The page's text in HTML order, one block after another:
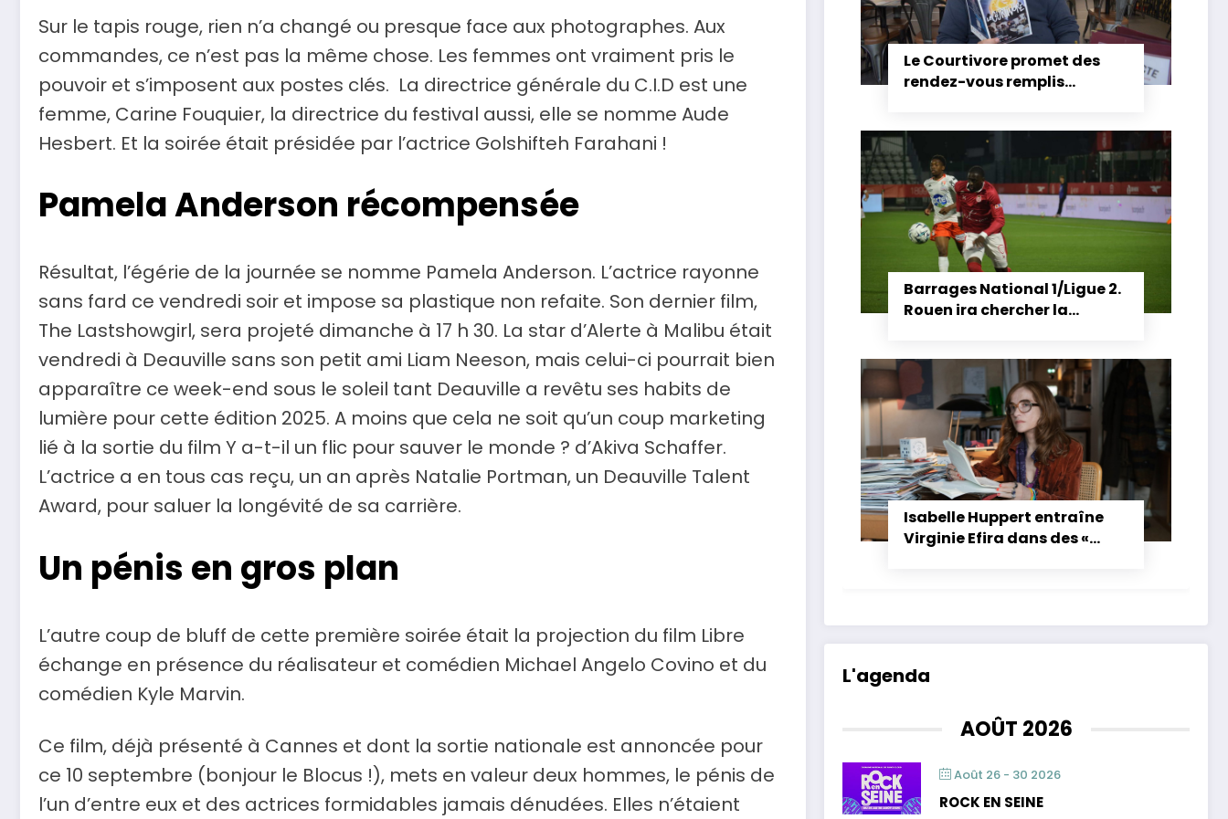
Sur le tapis rouge, rien n’a changé ou presque face aux photographes. Aux
commandes, ce n’est pas la même chose. Les femmes ont vraiment pris le
pouvoir et s’imposent aux postes clés. La directrice générale du C.I.D est une
femme, Carine Fouquier, la directrice du festival aussi, elle se nomme Aude
Hesbert. Et la soirée était présidée par l’actrice Golshifteh Farahani !
Pamela Anderson récompensée
Résultat, l’égérie de la journée se nomme Pamela Anderson. L’actrice rayonne
sans fard ce vendredi soir et impose sa plastique non refaite. Son dernier film,
The Lastshowgirl, sera projeté dimanche à 17 h 30. La star d’Alerte à Malibu était
vendredi à Deauville sans son petit ami Liam Neeson, mais celui-ci pourrait bien
apparaître ce week-end sous le soleil tant Deauville a revêtu ses habits de
lumière pour cette édition 2025. A moins que cela ne soit qu’un coup marketing
lié à la sortie du film Y a-t-il un flic pour sauver le monde ? d’Akiva Schaffer.
L’actrice a en tous cas reçu, un an après Natalie Portman, un Deauville Talent
Award, pour saluer la longévité de sa carrière.
Un pénis en gros plan
L’autre coup de bluff de cette première soirée était la projection du film Libre
échange en présence du réalisateur et comédien Michael Angelo Covino et du
comédien Kyle Marvin.
Ce film, déjà présenté à Cannes et dont la sortie nationale est annoncée pour
ce 10 septembre (bonjour le Blocus !), mets en valeur deux hommes, le pénis de
l’un d’entre eux et des actrices formidables jamais dénudées. Elles n’étaient
Le Courtivore promet des
rendez-vous remplis
Barrages National 1/Ligue 2.
Rouen ira chercher la
Isabelle Huppert entraîne
Virginie Efira dans des «
L'agenda
AOÛT 2026
Août 26 - 30 2026
ROCK EN SEINE